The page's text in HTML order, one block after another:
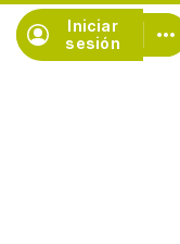
Iniciar
sesión